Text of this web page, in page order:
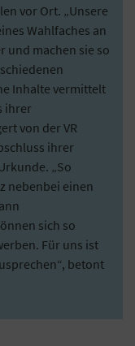
vor Ort. „Unsere
Wahlfaches an
und machen sie so
Inhalte vermittelt
ihrer
von der VR
ihrer
„So
nebenbei einen
sich so
Für uns ist
betont